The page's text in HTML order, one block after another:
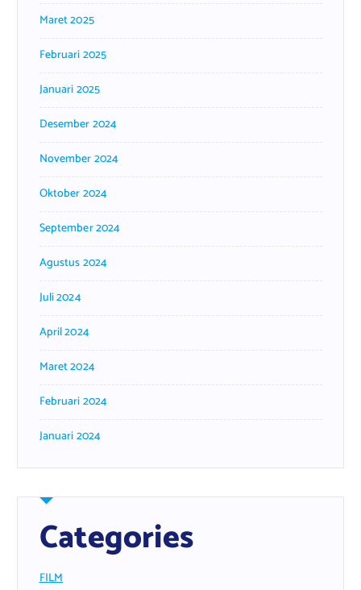
Maret 2025
Februari 2025
Januari 2025
Desember 2024
November 2024
Oktober 2024
September 2024
Agustus 2024
Juli 2024
April 2024
Maret 2024
Februari 2024
Januari 2024
Categories
FILM